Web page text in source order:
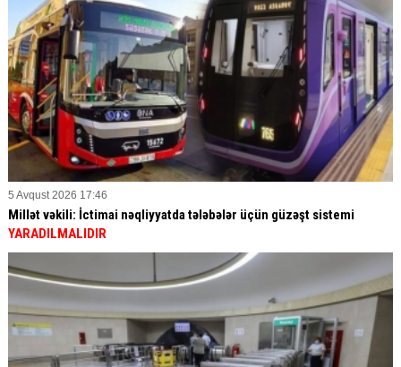
5 Avqust 2026 17:46
Millət vəkili: İctimai nəqliyyatda tələbələr üçün güzəşt sistemi
YARADILMALIDIR